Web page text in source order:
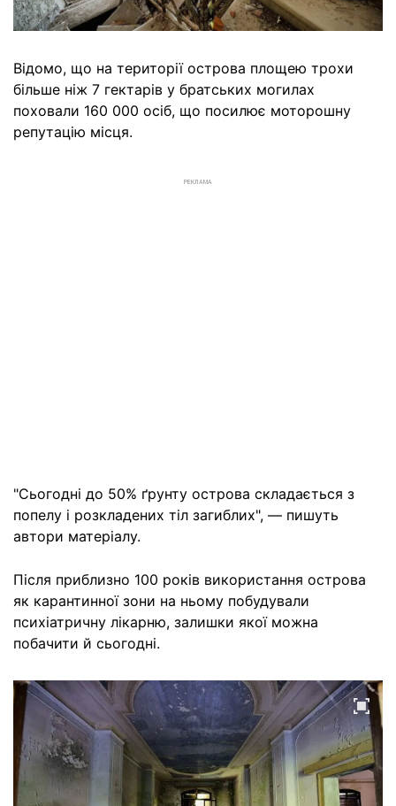
Відомо, що на території острова площею трохи
більше ніж 7 гектарів у братських могилах
поховали 160 000 осіб, що посилює моторошну
репутацію місця.
РЕКЛАМА
"Сьогодні до 50% ґрунту острова складається з
попелу і розкладених тіл загиблих", — пишуть
автори матеріалу.
Після приблизно 100 років використання острова
як карантинної зони на ньому побудували
психіатричну лікарню, залишки якої можна
побачити й сьогодні.